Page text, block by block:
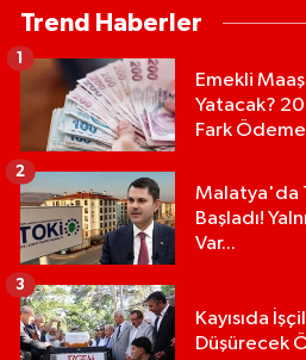
Trend Haberler
Emekli
Yatacak?
Fark
1
Malatya'da
Başladı!
Var...
2
Kayısıda
Düşürecek
3